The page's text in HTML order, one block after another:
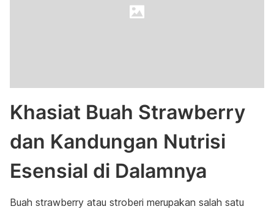
Khasiat Buah Strawberry
dan Kandungan Nutrisi
Esensial di Dalamnya
Buah strawberry atau stroberi merupakan salah satu